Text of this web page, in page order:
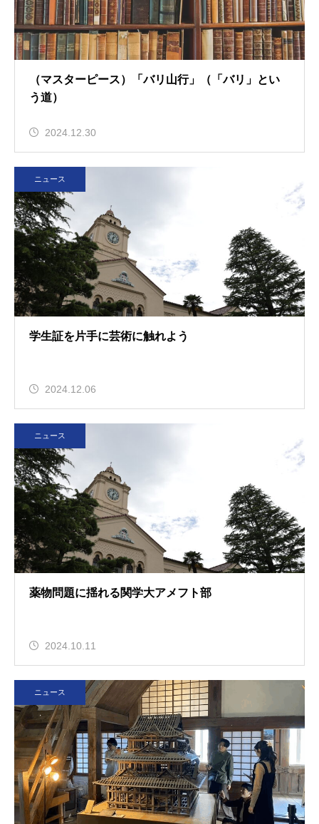
（マスターピース）「バリ山行」（「バリ」とい
う道）
2024.12.30
ニュース
学生証を片手に芸術に触れよう
2024.12.06
ニュース
薬物問題に揺れる関学大アメフト部
2024.10.11
ニュース